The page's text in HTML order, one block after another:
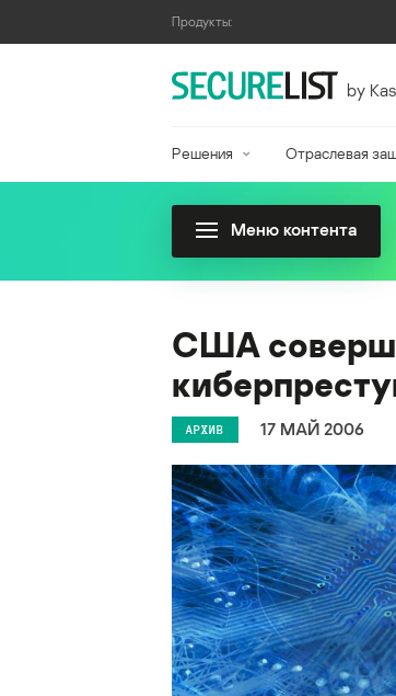
Продукты:
by
Решения Отраслевая
Меню контента
США
АРХИВ 17 МАЙ 2006